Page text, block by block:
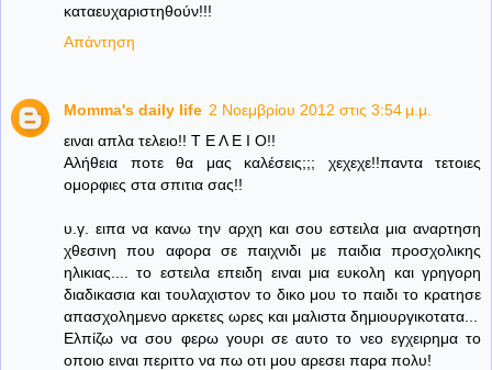
καταευχαριστηθούν!!!
Απάντηση
Momma's daily life 2 Νοεμβρίου 2012 στις 3:54 μ.μ.
ειναι απλα τελειο!! Τ Ε Λ Ε Ι Ο!!
Αλήθεια ποτε θα μας καλέσεις;;; χεχεχε!!παντα τετοιες
ομορφιες στα σπιτια σας!!
υ.γ. ειπα να κανω την αρχη και σου εστειλα μια αναρτηση
χθεσινη που αφορα σε παιχνιδι με παιδια προσχολικης
ηλικιας.... το εστειλα επειδη ειναι μια ευκολη και γρηγορη
διαδικασια και τουλαχιστον το δικο μου το παιδι το κρατησε
απασχολημενο αρκετες ωρες και μαλιστα δημιουργικοτατα...
Ελπίζω να σου φερω γουρι σε αυτο το νεο εγχειρημα το
οποιο ειναι περιττο να πω οτι μου αρεσει παρα πολυ!